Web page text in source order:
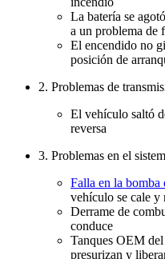
La batería se
a un problema de
El encendido no
posición de
2. Problemas de
El vehículo saltó
reversa
3. Problemas en el
Falla en la bomba
vehículo se cale y
Derrame de
conduce
Tanques OEM
presurizan y